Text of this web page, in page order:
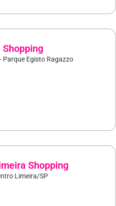
Parque Egisto Ragazzo
Shopping
Limeira/SP